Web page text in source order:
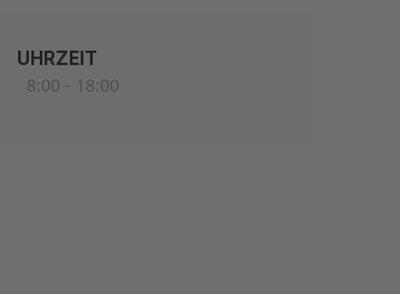
UHRZEIT
8:00 - 18:00